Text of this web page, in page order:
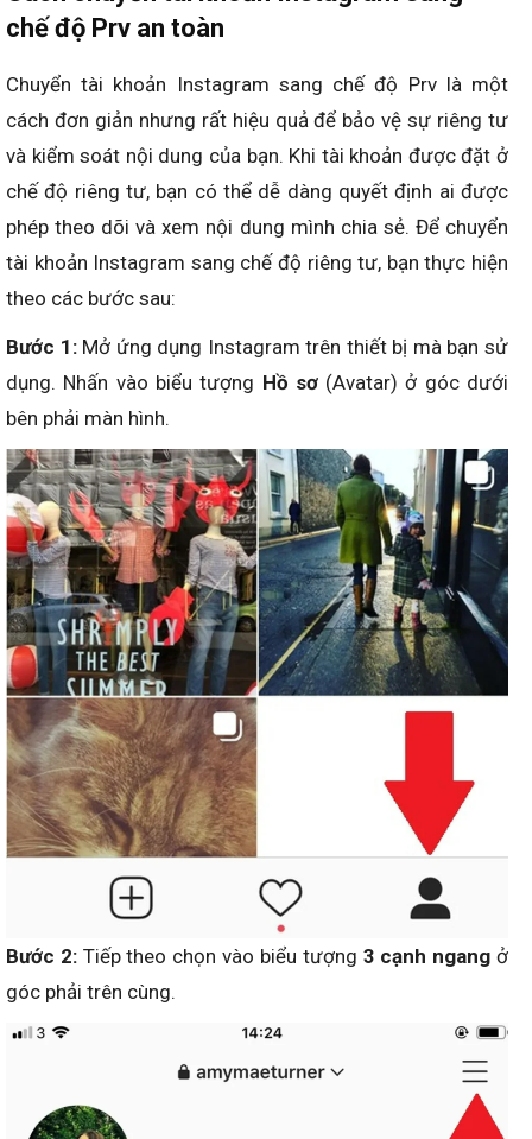
chế độ Prv an toàn
Chuyển tài khoản Instagram sang chế độ Prv là một
cách đơn giản nhưng rất hiệu quả để bảo vệ sự riêng tư
và kiểm soát nội dung của bạn. Khi tài khoản được đặt ở
chế độ riêng tư, bạn có thể dễ dàng quyết định ai được
phép theo dõi và xem nội dung mình chia sẻ. Để chuyển
tài khoản Instagram sang chế độ riêng tư, bạn thực hiện
theo các bước sau:
Bước 1:Mở ứng dụng Instagram trên thiết bị mà bạn sử
dụng. Nhấn vào biểu tượng Hồ sơ(Avatar) ở góc dưới
bên phải màn hình.
Bước 2:Tiếp theo chọn vào biểu tượng 3 cạnh ngang ở
góc phải trên cùng.